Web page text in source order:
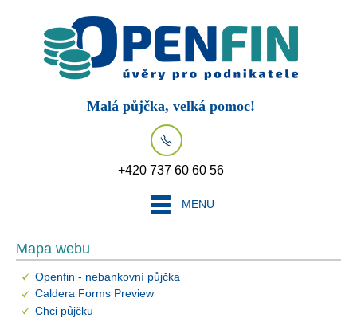
Malá půjčka, velká pomoc!
+420 737 60 60 56
MENU
Mapa webu
Openfin - nebankovní půjčka
Caldera Forms Preview
Chci půjčku